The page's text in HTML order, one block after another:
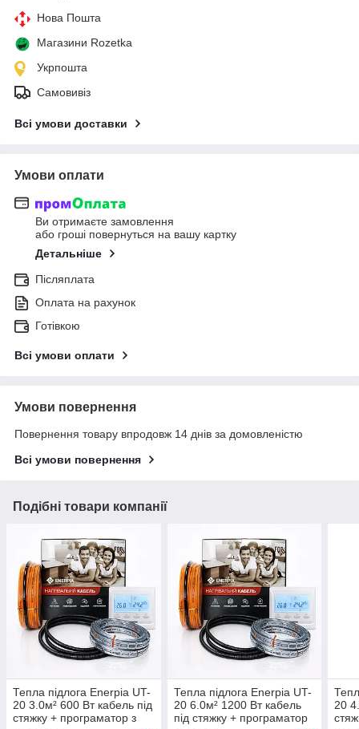
Нова Пошта
Магазини Rozetka
Укрпошта
Самовивіз
Всі умови доставки
Умови оплати
Ви отримаєте замовлення
або гроші повернуться на вашу картку
Детальніше
Післяплата
Оплата на рахунок
Готівкою
Всі умови оплати
Умови повернення
Повернення товару впродовж 14 днів за домовленістю
Всі умови повернення
Подібні товари компанії
Тепла підлога Enerpia UT-
20 3.0м² 600 Вт кабель під
стяжку + програматор з
Тепла підлога Enerpia UT-
20 6.0м² 1200 Вт кабель
під стяжку + програматор
20